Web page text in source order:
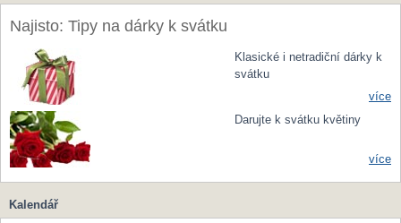
Najisto: Tipy na dárky k svátku
Klasické i netradiční dárky k
svátku
více
Darujte k svátku květiny
více
Kalendář